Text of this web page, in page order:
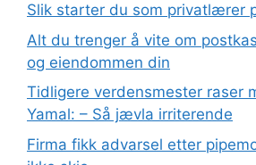
Slik starter du som privatlærer
Alt du trenger å vite om
og eiendommen din
Tidligere verdensmester raser
Yamal: – Så jævla irriterende
Firma fikk advarsel etter